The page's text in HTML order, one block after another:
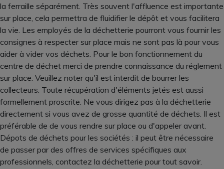
la ferraille séparément. Très souvent l'affluence est importante
sur place, cela permettra de fluidifier le dépôt et vous facilitera
la vie. Les employés de la déchetterie pourront vous fournir les
consignes à respecter sur place mais ne sont pas là pour vous
aider à vider vos déchets. Pour le bon fonctionnement du
centre de déchet merci de prendre connaissance du réglement
sur place. Veuillez noter qu'il est interdit de bourrer les
collecteurs. Toute récupération d'éléments jetés est aussi
formellement proscrite. Ne vous dirigez pas à la déchetterie
directement si vous avez de grosse quantité de déchets. Il est
préférable de de vous rendre sur place ou d'appeler avant.
Dépots de déchets pour les sociétés : il peut être nécessaire
de passer par des offres de services spécifiques aux
professionnels, contactez la déchetterie pour tout savoir.